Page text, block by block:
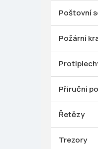
Poštovní
Požární
Příruční
Řetězy
Trezory